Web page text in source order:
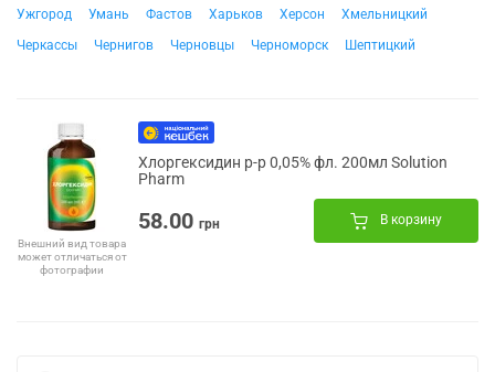
Ужгород
Умань Фастов Харьков Херсон
Хмельницкий
Черкассы
Чернигов Черновцы Черноморск Шептицкий
Внешний вид товара
может отличаться от
фотографии
Хлоргексидин р-р 0,05% фл. 200мл Solution
Pharm
58.00 грн В корзину